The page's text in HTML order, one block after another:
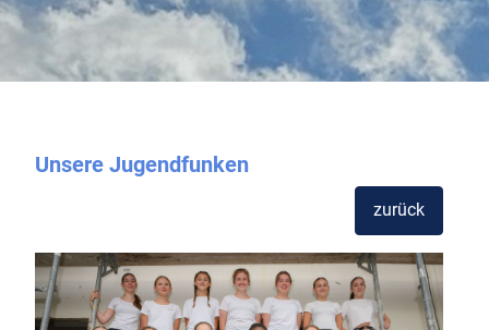
Unsere Jugendfunken
zurück